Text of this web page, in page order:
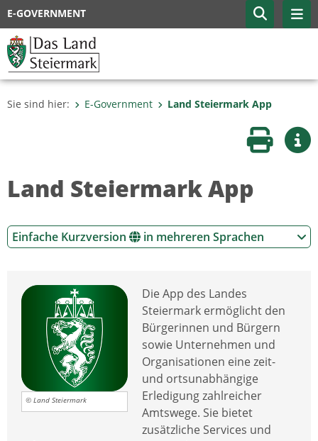
E-GOVERNMENT
Sie sind hier: E-Government Land Steiermark App
Seite
Land Steiermark App
Einfache Kurzversion in mehreren Sprachen
© Land Steiermark
Die App des Landes
Steiermark ermöglicht den
Bürgerinnen und Bürgern
sowie Unternehmen und
Organisationen eine zeit-
und ortsunabhängige
Erledigung zahlreicher
Amtswege. Sie bietet
zusätzliche Services und